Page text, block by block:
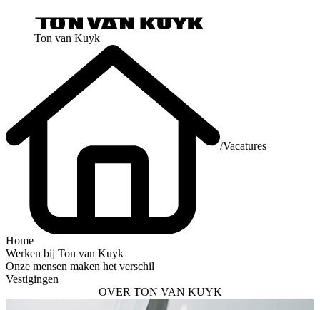
Ton van Kuyk
Home
/Vacatures
Werken bij Ton van Kuyk
Onze mensen maken het verschil
Vestigingen
OVER TON VAN KUYK